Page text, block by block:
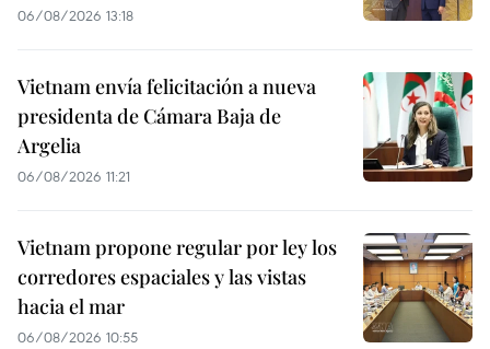
06/08/2026 13:18
Vietnam envía felicitación a nueva
presidenta de Cámara Baja de
Argelia
06/08/2026 11:21
Vietnam propone regular por ley los
corredores espaciales y las vistas
hacia el mar
06/08/2026 10:55